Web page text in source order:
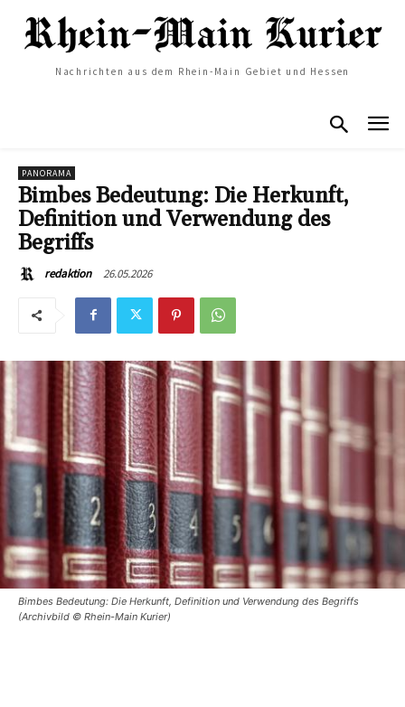
Nachrichten aus dem Rhein-Main Gebiet und Hessen
PANORAMA
Bimbes Bedeutung: Die Herkunft,
Definition und Verwendung des
Begriffs
redaktion 26.05.2026
Bimbes Bedeutung: Die Herkunft, Definition und Verwendung des Begriffs
(Archivbild © Rhein-Main Kurier)